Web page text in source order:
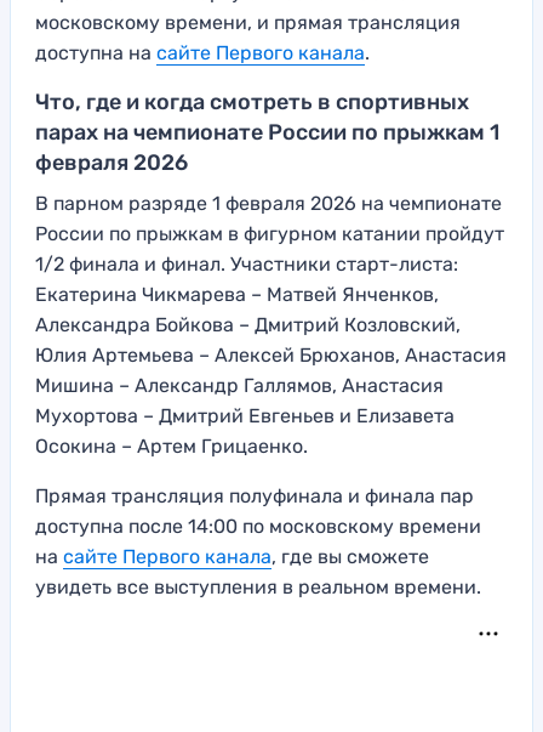
московскому времени, и прямая трансляция
доступна на сайте Первого канала.
Что, где и когда смотреть в спортивных
парах на чемпионате России по прыжкам 1
февраля 2026
В парном разряде 1 февраля 2026 на чемпионате
России по прыжкам в фигурном катании пройдут
1/2 финала и финал. Участники старт-листа:
Екатерина Чикмарева – Матвей Янченков,
Александра Бойкова – Дмитрий Козловский,
Юлия Артемьева – Алексей Брюханов, Анастасия
Мишина – Александр Галлямов, Анастасия
Мухортова – Дмитрий Евгеньев и Елизавета
Осокина – Артем Грицаенко.
Прямая трансляция полуфинала и финала пар
доступна после 14:00 по московскому времени
на сайте Первого канала, где вы сможете
увидеть все выступления в реальном времени.